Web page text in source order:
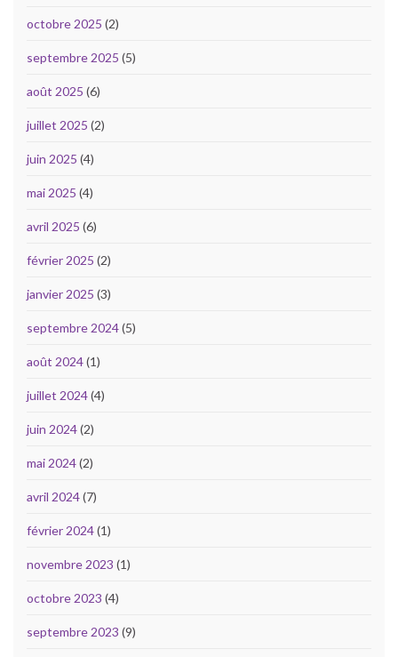
octobre 2025 (2)
septembre 2025 (5)
août 2025 (6)
juillet 2025 (2)
juin 2025 (4)
mai 2025 (4)
avril 2025 (6)
février 2025 (2)
janvier 2025 (3)
septembre 2024(5)
août 2024(1)
juillet 2024(4)
juin 2024(2)
mai 2024(2)
avril 2024(7)
février 2024(1)
novembre 2023 (1)
octobre 2023 (4)
septembre 2023 (9)